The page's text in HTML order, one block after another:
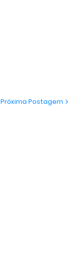
Próxima Postagem